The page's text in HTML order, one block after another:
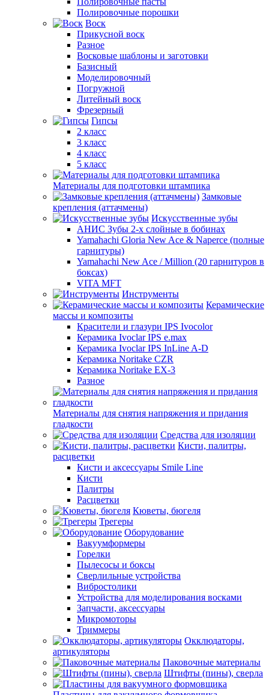
Полировочные порошки
Воск
Прикусной воск
Разное
Восковые шаблоны и заготовки
Базисный
Моделировочный
Погружной
Литейный воск
Фрезерный
Гипсы
2 класс
3 класс
4 класс
5 класс
Материалы для подготовки штампика
Замковые
крепления (аттачмены)
Искусственные зубы
АНИС Зубы 2-х слойные в бобинах
Yamahachi Gloria New Ace & Naperce (полные
гарнитуры)
Yamahachi New Ace / Million (20 гарнитуров в
боксах)
VITA MFT
Инструменты
Керамические
массы и композиты
Красители и глазури IPS Ivocolor
Керамика Ivoclar IPS e.max
Керамика Ivoclar IPS InLine A-D
Керамика Noritake CZR
Керамика Noritake EX-3
Разное
Материалы для снятия напряжения и придания
гладкости
Средства для изоляции
Кисти, палитры,
расцветки
Кисти и аксессуары Smile Line
Кисти
Палитры
Расцветки
Кюветы, бюгеля
Трегеры
Оборудование
Вакуумформеры
Горелки
Пылесосы и боксы
Сверлильные устройства
Вибростолики
Устройства для моделирования восками
Запчасти, аксессуары
Микромоторы
Триммеры
Окклюдаторы,
артикуляторы
Паковочные материалы
Штифты (пины), сверла